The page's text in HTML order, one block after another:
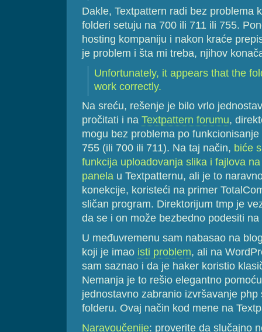
Dakle, Textpattern radi bez problema
folderi setuju na 700 ili 711 ili 755.
hosting kompaniju i nakon kraće
je problem i šta mi treba, njihov
Unfortunately, it appears that the
work correctly.
Na sreću, rešenje je bilo vrlo
pročitati i na Textpattern forumu,
mogu bez problema po
755 (ili 700 ili 711). Na taj način, biće
funkcija uploadovanja slika i fajlova
panela u Textpatternu, ali je to
konekcije, koristeći na primer
sličan program. Direktorijum tmp je
da se i on može bezbedno podesiti na
U međuvremenu sam nabasao na
koji je imao isti problem, ali na
sam saznao i da je haker koristio
Nemanja je to rešio elegantno
jednostavno zabranio izvršavanje
folderu. Ovaj način kod mene na
Naravoučenije: proverite da slučajno